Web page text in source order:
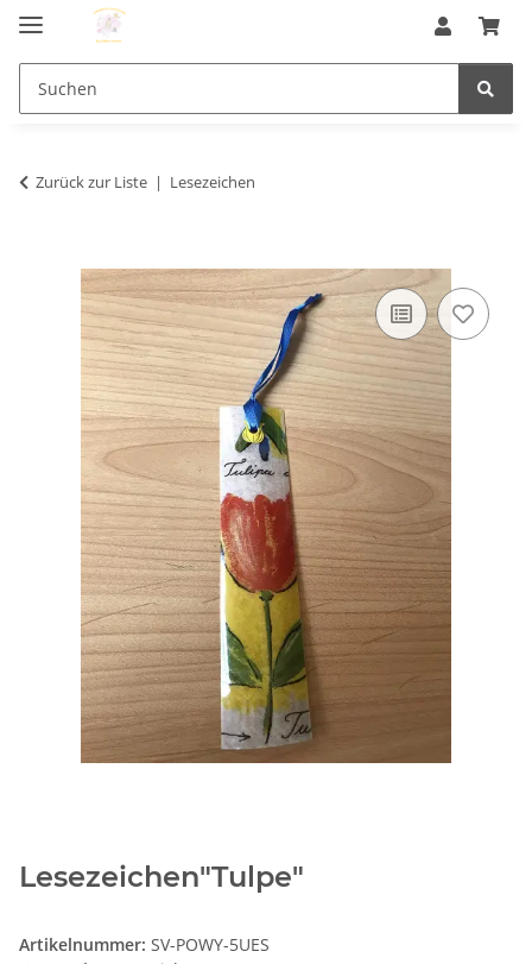
Zurück zur Liste Lesezeichen
Lesezeichen"Tulpe"
Artikelnummer: SV-POWY-5UES